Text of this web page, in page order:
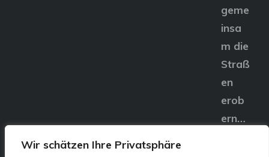
Wir schätzen Ihre Privatsphäre
geme
insa
m die
Straß
en
erob
ern…